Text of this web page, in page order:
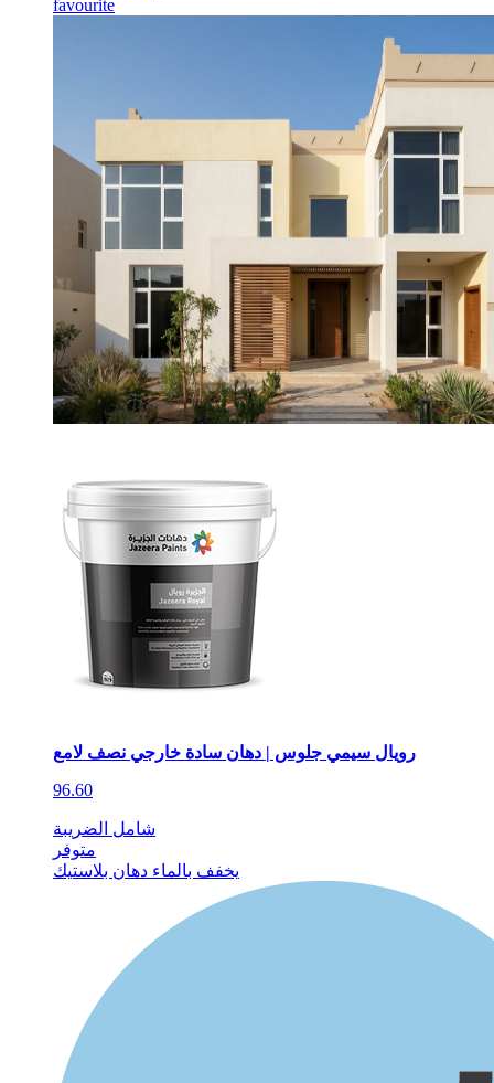
favourite
رويال سيمي جلوس | دهان سادة خارجي نصف لامع
96.60
شامل الضريبة
متوفر
يخفف بالماء دهان بلاستيك